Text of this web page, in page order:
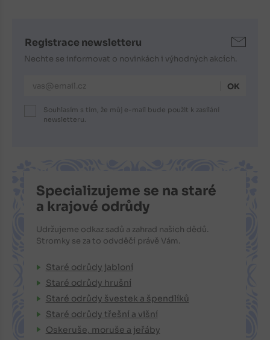
Registrace newsletteru
Nechte se informovat o novinkách i výhodných akcích.
E-mailová adresa
Souhlasím s tím, že můj e-mail bude použit k zasílání
newsletteru.
Specializujeme se na staré
a krajové odrůdy
Udržujeme odkaz sadů a zahrad našich dědů.
Stromky se za to odvděčí právě Vám.
Staré odrůdy jabloní
Staré odrůdy hrušní
Staré odrůdy švestek a špendlíků
Staré odrůdy třešní a višní
Oskeruše, moruše a jeřáby